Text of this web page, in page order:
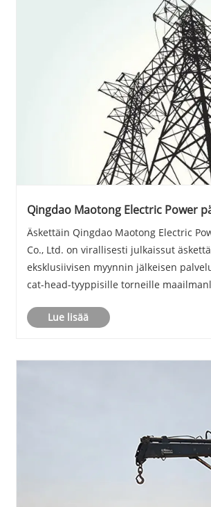
Qingdao Maotong Electric Power
Äskettäin Qingdao Maotong Electric
Co., Ltd. on virallisesti julkaissut
eksklusiivisen myynnin jälkeisen
cat-head-tyyppisille torneille
Lue lisää